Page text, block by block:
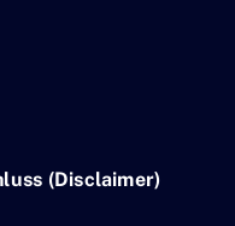
(Disclaimer)